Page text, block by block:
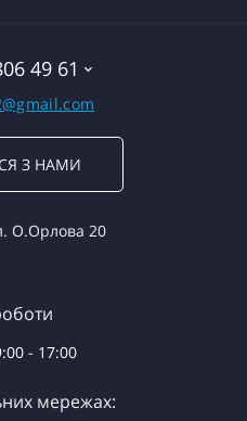
49 61
З НАМИ
О.Орлова 20
- 17:00
мережах: